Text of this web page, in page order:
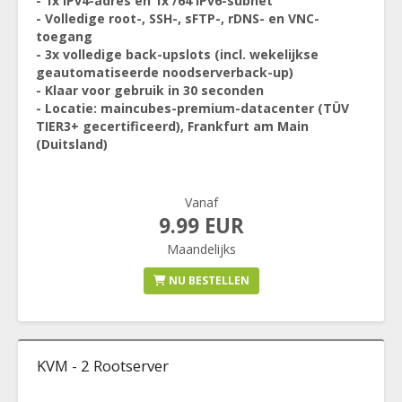
- Volledige root-, SSH-, sFTP-, rDNS- en VNC-
toegang
- 3x volledige back-upslots (incl. wekelijkse
geautomatiseerde noodserverback-up)
- Klaar voor gebruik in 30 seconden
- Locatie: maincubes-premium-datacenter (TÜV
TIER3+ gecertificeerd), Frankfurt am Main
(Duitsland)
Vanaf
9.99 EUR
Maandelijks
NU BESTELLEN
KVM - 2 Rootserver